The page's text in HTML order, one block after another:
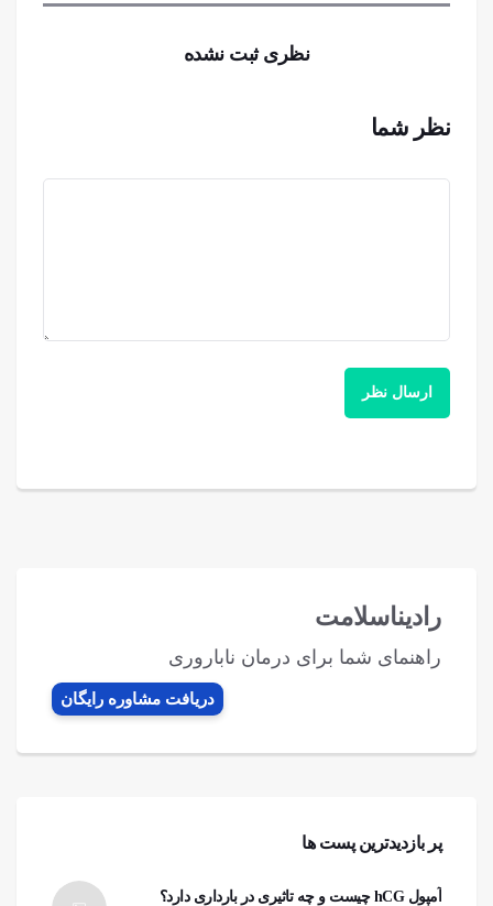
نظری ثبت نشده
نظر شما
رادیناسلامت
راهنمای شما برای درمان ناباروری
دریافت مشاوره رایگان
پر بازدیدترین پست ها
آمپول hCG چیست و چه تاثیری در بارداری دارد؟